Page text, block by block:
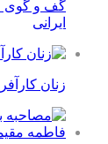
گف و گوی
ایرانی
زنان